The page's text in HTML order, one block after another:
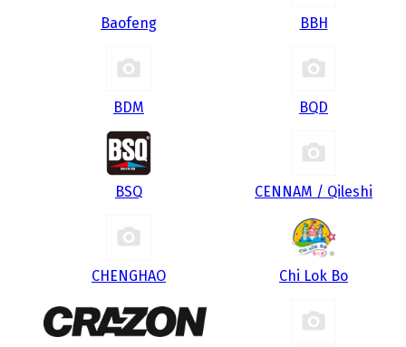
Baofeng BBH
BDM BQD
BSQ CENNAM / Qileshi
CHENGHAO Chi Lok Bo